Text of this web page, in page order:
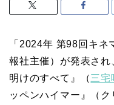
「2024年 第98回キ
報社主催）が発表さ
明けのすべて』（三宅
ッペンハイマー』（